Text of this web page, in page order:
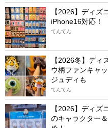
【2026】ディズ
iPhone16対応！
てんてん
【2026冬】ディ
ウ柄ファンキャ
ジュディも
てんてん
【2026】ディズ
のキャラクター